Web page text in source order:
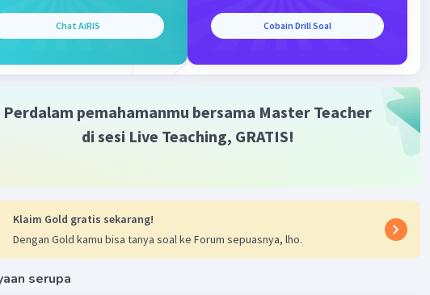
2. kerusuhan Mei 1998
3. G30S/pki.
Selain itu masih banyak peristiwa-peristiwa yang lain, seperti
diwarnai aksi kekerasan, konflik antarsuku, dan lain sebagainya.
Peristiwa-peristiwa tersebut apabila tidak segera diatasi akan
menyebabkan rusaknya persatuan dan kesatuan bangsa.
Beri Rating·0.0(0)
Chat AiRIS Cobain Drill Soal
Perdalam pemahamanmu bersama Master Teacher
di sesi Live Teaching, GRATIS!
Klaim Gold gratis sekarang!
Dengan Gold kamu bisa tanya soal ke Forum sepuasnya, lho.
serupa